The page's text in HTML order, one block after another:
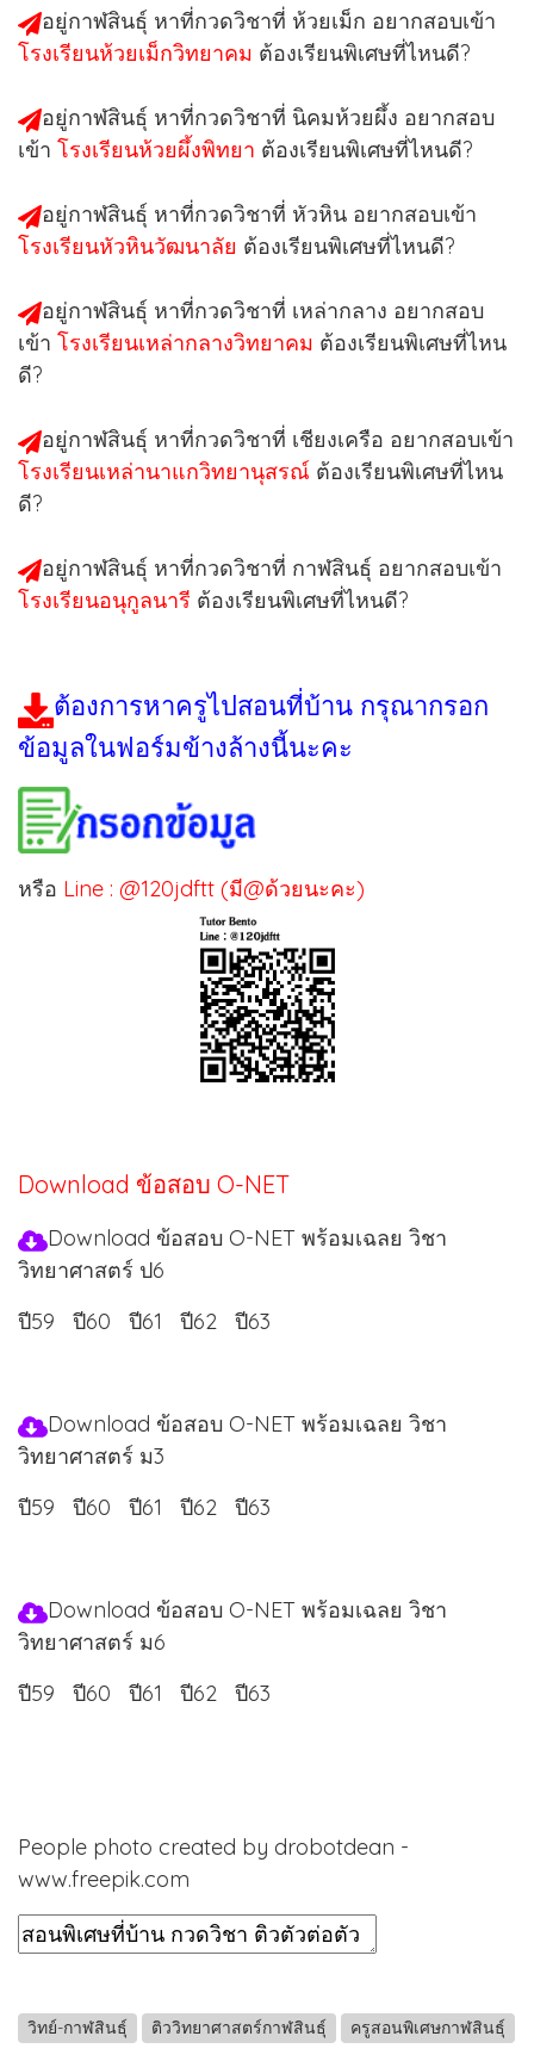
อยู่กาฬสินธุ์ หาที่กวดวิชาที่ ห้วยเม็ก อยากสอบเข้า
โรงเรียนห้วยเม็กวิทยาคม ต้องเรียนพิเศษที่ไหนดี?
อยู่กาฬสินธุ์ หาที่กวดวิชาที่ นิคมห้วยผึ้ง อยากสอบ
เข้า โรงเรียนห้วยผึ้งพิทยา ต้องเรียนพิเศษที่ไหนดี?
อยู่กาฬสินธุ์ หาที่กวดวิชาที่ หัวหิน อยากสอบเข้า
โรงเรียนหัวหินวัฒนาลัย ต้องเรียนพิเศษที่ไหนดี?
อยู่กาฬสินธุ์ หาที่กวดวิชาที่ เหล่ากลาง อยากสอบ
เข้า โรงเรียนเหล่ากลางวิทยาคม ต้องเรียนพิเศษที่ไหน
ดี?
อยู่กาฬสินธุ์ หาที่กวดวิชาที่ เชียงเครือ อยากสอบเข้า
โรงเรียนเหล่านาแกวิทยานุสรณ์ ต้องเรียนพิเศษที่ไหน
ดี?
อยู่กาฬสินธุ์ หาที่กวดวิชาที่ กาฬสินธุ์ อยากสอบเข้า
โรงเรียนอนุกูลนารี ต้องเรียนพิเศษที่ไหนดี?
ต้องการหาครูไปสอนที่บ้าน กรุณากรอก
ข้อมูลในฟอร์มข้างล้างนี้นะคะ
หรือ Line : @120jdftt (มี@ด้วยนะคะ)
Download ข้อสอบ O-NET
Download ข้อสอบ O-NET พร้อมเฉลย วิชา
วิทยาศาสตร์ ป6
ปี59
ปี60 ปี61 ปี62 ปี63
Download ข้อสอบ O-NET พร้อมเฉลย วิชา
วิทยาศาสตร์ ม3
ปี59
ปี60 ปี61 ปี62 ปี63
Download ข้อสอบ O-NET พร้อมเฉลย วิชา
วิทยาศาสตร์ ม6
ปี59
ปี60 ปี61 ปี62 ปี63
People photo created by drobotdean -
www.freepik.com
วิทย์-กาฬสินธุ์ ติววิทยาศาสตร์กาฬสินธุ์ ครูสอนพิเศษกาฬสินธุ์